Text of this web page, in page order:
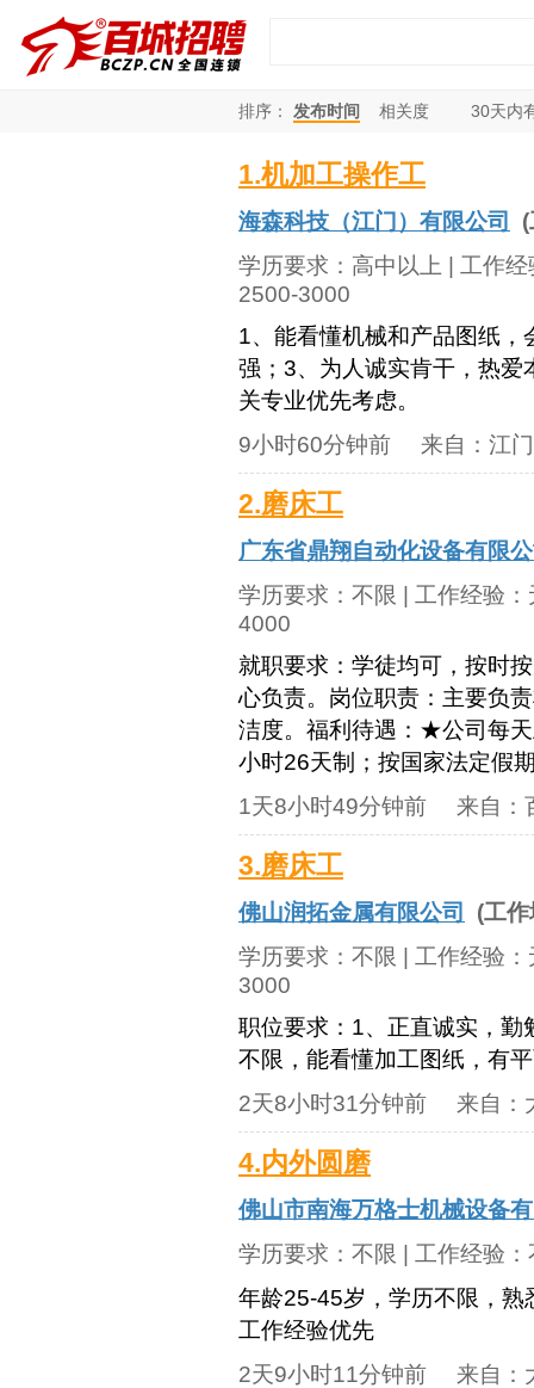
排序： 发布时间 相关度 30天内
1.机加工操作工
海森科技（江门）有限公司
学历要求： 高中以上 | 工作
2500-3000
1、能看懂机械和产品图纸
强；3、为人诚实肯干，热
关专业优先考虑。
9小时60分钟前 来自： 江
2.磨床工
广东省鼎翔自动化设备有限
学历要求： 不限 | 工作经验：
4000
就职要求：学徒均可，按时
心负责。岗位职责：主要负
洁度。福利待遇：★公司每
小时26天制；按国家法定假
1天8小时49分钟前 来自：
3.磨床工
佛山润拓金属有限公司
(工
学历要求： 不限 | 工作经验：
3000
职位要求：1、正直诚实，
不限，能看懂加工图纸，有
2天8小时31分钟前 来自：
4.内外圆磨
佛山市南海万格士机械设备
学历要求： 不限 | 工作经验：
年龄25-45岁，学历不限，
工作经验优先
2天9小时11分钟前 来自：